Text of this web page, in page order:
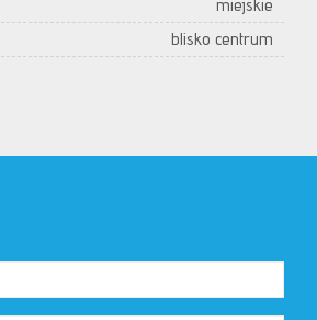
miejskie
blisko centrum